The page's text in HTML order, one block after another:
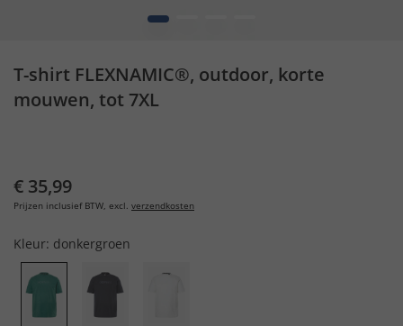
1
T-shirt FLEXNAMIC®, outdoor, korte
mouwen, tot 7XL
€ 35,99
Prijzen inclusief BTW, excl. verzendkosten
Kleur: donkergroen